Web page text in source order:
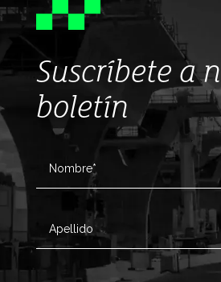
Suscríbete a
boletín